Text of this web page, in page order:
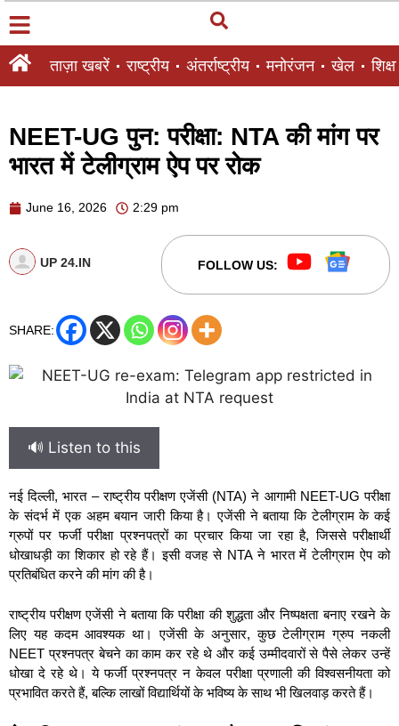
ताज़ा खबरें राष्ट्रीय अंतर्राष्ट्रीय मनोरंजन खेल शिक्षा
NEET-UG पुन: परीक्षा: NTA की मांग पर
भारत में टेलीग्राम ऐप पर रोक
June 16, 2026 2:29 pm
UP 24.IN FOLLOW US:
SHARE:
🔊 Listen to this
नई दिल्ली, भारत – राष्ट्रीय परीक्षण एजेंसी (NTA) ने आगामी NEET-UG परीक्षा
के संदर्भ में एक अहम बयान जारी किया है। एजेंसी ने बताया कि टेलीग्राम के कई
ग्रुपों पर फर्जी परीक्षा प्रश्नपत्रों का प्रचार किया जा रहा है, जिससे परीक्षार्थी
धोखाधड़ी का शिकार हो रहे हैं। इसी वजह से NTA ने भारत में टेलीग्राम ऐप को
प्रतिबंधित करने की मांग की है।
राष्ट्रीय परीक्षण एजेंसी ने बताया कि परीक्षा की शुद्धता और निष्पक्षता बनाए रखने के
लिए यह कदम आवश्यक था। एजेंसी के अनुसार, कुछ टेलीग्राम ग्रुप नकली
NEET प्रश्नपत्र बेचने का काम कर रहे थे और कई उम्मीदवारों से पैसे लेकर उन्हें
धोखा दे रहे थे। ये फर्जी प्रश्नपत्र न केवल परीक्षा प्रणाली की विश्वसनीयता को
प्रभावित करते हैं, बल्कि लाखों विद्यार्थियों के भविष्य के साथ भी खिलवाड़ करते हैं।